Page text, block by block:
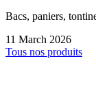
Bacs, paniers,
11 March 2026
Tous nos produits